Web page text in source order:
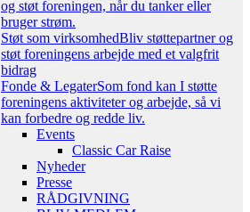
og støt foreningen, når du tanker eller
bruger strøm.
Støt som virksomhedBliv støttepartner og
støt foreningens arbejde med et valgfrit
bidrag
Fonde & LegaterSom fond kan I støtte
foreningens aktiviteter og arbejde, så vi
kan forbedre og redde liv.
Events
Classic Car Raise
Nyheder
Presse
RÅDGIVNING